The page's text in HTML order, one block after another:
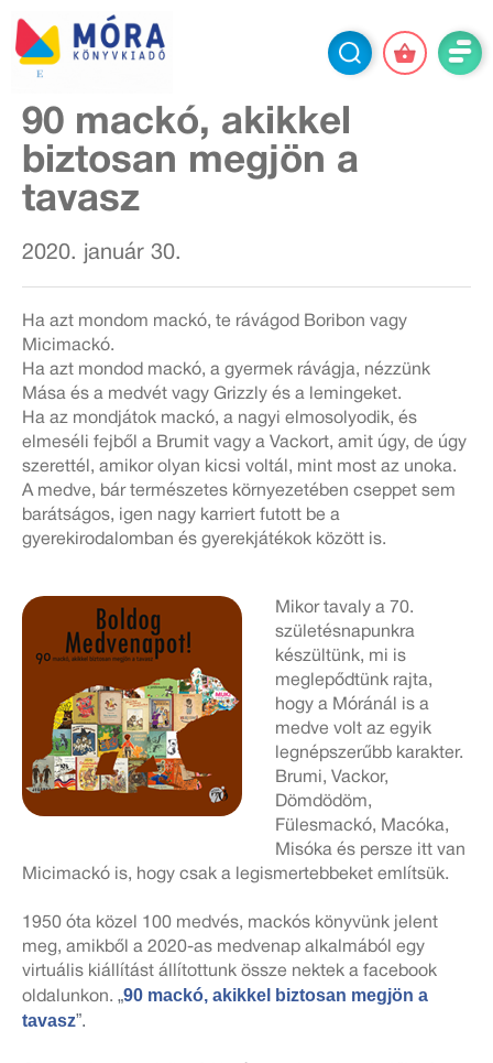
90 mackó, akikkel
biztosan megjön a
tavasz
2020. január 30.
Ha azt mondom mackó, te rávágod Boribon vagy
Micimackó.
Ha azt mondod mackó, a gyermek rávágja, nézzünk
Mása és a medvét vagy Grizzly és a lemingeket.
Ha az mondjátok mackó, a nagyi elmosolyodik, és
elmeséli fejből a Brumit vagy a Vackort, amit úgy, de úgy
szerettél, amikor olyan kicsi voltál, mint most az unoka.
A medve, bár természetes környezetében cseppet sem
barátságos, igen nagy karriert futott be a
gyerekirodalomban és gyerekjátékok között is.
Mikor tavaly a 70.
születésnapunkra
készültünk, mi is
meglepődtünk rajta,
hogy a Móránál is a
medve volt az egyik
legnépszerűbb karakter.
Brumi, Vackor,
Dömdödöm,
Fülesmackó, Macóka,
Misóka és persze itt van
Micimackó is, hogy csak a legismertebbeket említsük.
1950 óta közel 100 medvés, mackós könyvünk jelent
meg, amikből a 2020-as medvenap alkalmából egy
virtuális kiállítást állítottunk össze nektek a facebook
oldalunkon. „90 mackó, akikkel biztosan megjön a
tavasz”.